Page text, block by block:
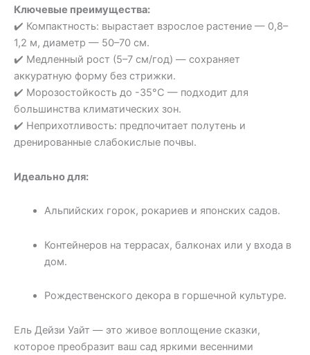
Ключевые преимущества:
✔️ Компактность: вырастает взрослое растение — 0,8–
1,2 м, диаметр — 50–70 см.
✔️ Медленный рост (5–7 см/год) — сохраняет
аккуратную форму без стрижки.
✔️ Морозостойкость до -35°C — подходит для
большинства климатических зон.
✔️ Неприхотливость: предпочитает полутень и
дренированные слабокислые почвы.
Идеально для:
Альпийских горок, рокариев и японских садов.
Контейнеров на террасах, балконах или у входа в
дом.
Рождественского декора в горшечной культуре.
Ель Дейзи Уайт — это живое воплощение сказки,
которое преобразит ваш сад яркими весенними